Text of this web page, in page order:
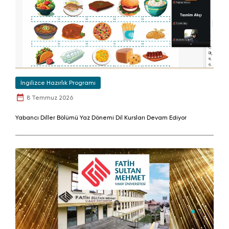
İngilizce Hazırlık Programı
8 Temmuz 2026
Yabancı Diller Bölümü Yaz Dönemi Dil Kursları Devam Ediyor